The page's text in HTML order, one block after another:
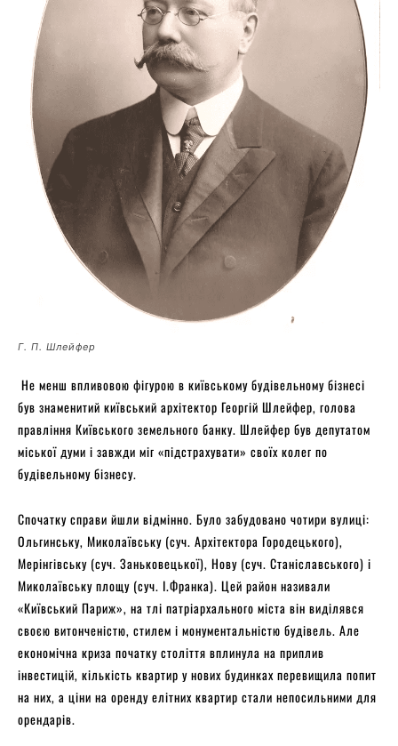
Г. П. Шлейфер
Не менш впливовою фігурою в київському будівельному бізнесі
був знаменитий київський архітектор Георгій Шлейфер, голова
правління Київського земельного банку. Шлейфер був депутатом
міської думи і завжди міг «підстрахувати» своїх колег по
будівельному бізнесу.
Спочатку справи йшли відмінно. Було забудовано чотири вулиці:
Ольгинську, Миколаївську (суч. Архітектора Городецького),
Мерінгівську (суч. Заньковецької), Нову (суч. Станіславського) і
Миколаївську площу (суч. І.Франка). Цей район називали
«Київський Париж», на тлі патріархального міста він виділявся
своєю витонченістю, стилем і монументальністю будівель. Але
економічна криза початку століття вплинула на приплив
інвестицій, кількість квартир у нових будинках перевищила попит
на них, а ціни на оренду елітних квартир стали непосильними для
орендарів.